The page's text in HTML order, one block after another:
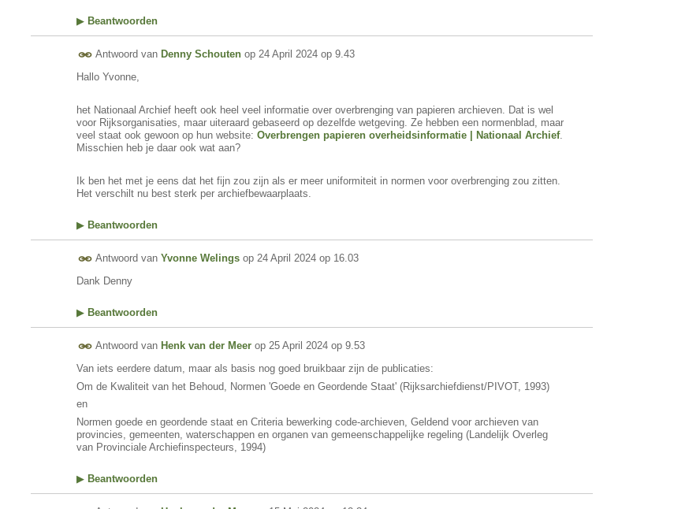
▶ Beantwoorden
Antwoord van Denny Schouten op 24 April 2024 op 9.43
Hallo Yvonne,
het Nationaal Archief heeft ook heel veel informatie over overbrenging van papieren archieven. Dat is wel
voor Rijksorganisaties, maar uiteraard gebaseerd op dezelfde wetgeving. Ze hebben een normenblad, maar
veel staat ook gewoon op hun website: Overbrengen papieren overheidsinformatie | Nationaal Archief.
Misschien heb je daar ook wat aan?
Ik ben het met je eens dat het fijn zou zijn als er meer uniformiteit in normen voor overbrenging zou zitten.
Het verschilt nu best sterk per archiefbewaarplaats.
▶ Beantwoorden
Antwoord van Yvonne Welings op 24 April 2024 op 16.03
Dank Denny
▶ Beantwoorden
Antwoord van Henk van der Meer op 25 April 2024 op 9.53
Van iets eerdere datum, maar als basis nog goed bruikbaar zijn de publicaties:
Om de Kwaliteit van het Behoud, Normen 'Goede en Geordende Staat' (Rijksarchiefdienst/PIVOT, 1993)
en
Normen goede en geordende staat en Criteria bewerking code-archieven, Geldend voor archieven van
provincies, gemeenten, waterschappen en organen van gemeenschappelijke regeling (Landelijk Overleg
van Provinciale Archiefinspecteurs, 1994)
▶ Beantwoorden